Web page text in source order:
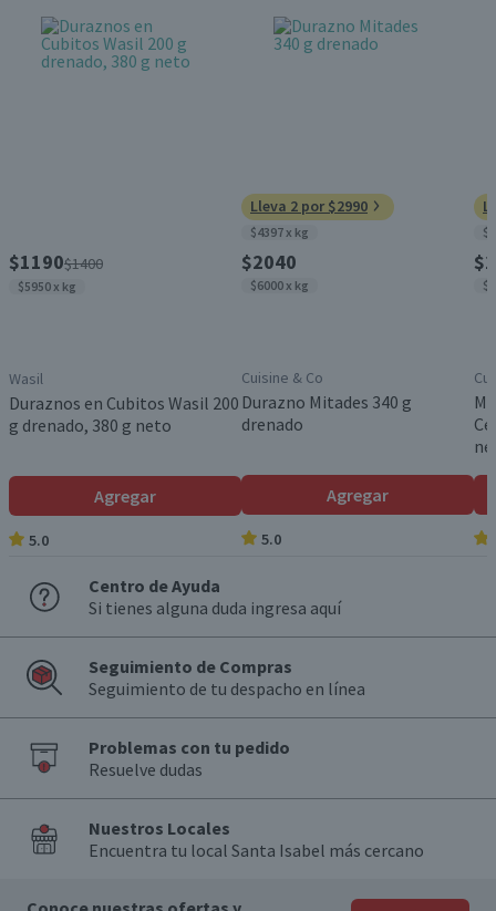
$1190$1400
$5950 x kg
Wasil
Duraznos en Cubitos Wasil 200
g drenado, 380 g neto
Agregar
5.0
Lleva 2 por $2990
$4397 x kg
$2040
$6000 x kg
Cuisine & Co
Durazno Mitades 340 g
drenado
Agregar
5.0
Centro de Ayuda
Si tienes alguna duda ingresa aquí
Seguimiento de Compras
Seguimiento de tu despacho en línea
Problemas con tu pedido
Resuelve dudas
Nuestros Locales
Encuentra tu local Santa Isabel más cercano